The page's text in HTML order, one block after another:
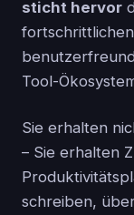
sticht hervor
Tool-
Sie erhalten
– Sie erhalten
schreiben,